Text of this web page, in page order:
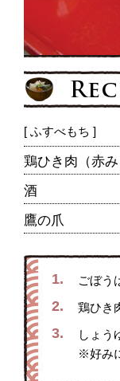
[ ふすべもち ]
鶏ひき肉（赤み
酒
鷹の爪
1. ごぼう
2. 鶏ひき
3.
しょう
※好み